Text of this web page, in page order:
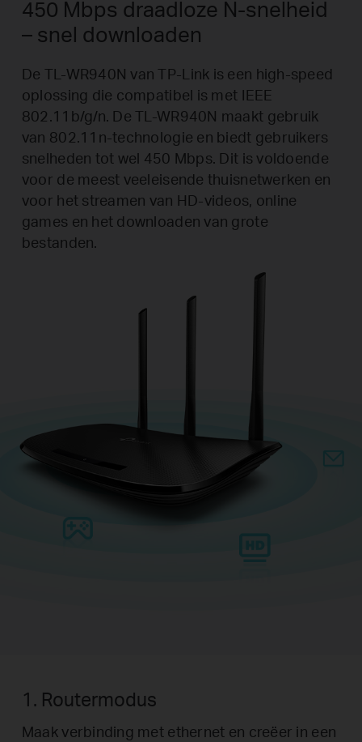
450 Mbps draadloze N-snelheid
– snel downloaden
De TL-WR940N van TP-Link is een high-speed
oplossing die compatibel is met IEEE
802.11b/g/n. De TL-WR940N maakt gebruik
van 802.11n-technologie en biedt gebruikers
snelheden tot wel 450 Mbps. Dit is voldoende
voor de meest veeleisende thuisnetwerken en
voor het streamen van HD-videos, online
games en het downloaden van grote
bestanden.
1. Routermodus
Maak verbinding met ethernet en creëer in een